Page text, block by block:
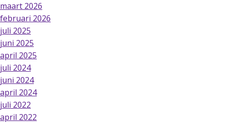
maart 2026
februari 2026
juli 2025
juni 2025
april 2025
juli 2024
juni 2024
april 2024
juli 2022
april 2022